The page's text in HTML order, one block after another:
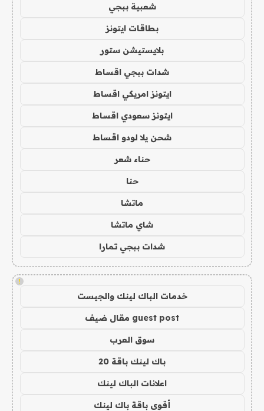
شعبية ببجي
بطاقات ايتونز
بلايستيشن ستور
شدات ببجي اقساط
ايتونز امريكي اقساط
ايتونز سعودي اقساط
شحن يلا لودو اقساط
حناء شعر
حنا
ماتشا
شاي ماتشا
شدات ببجي تمارا
!
خدمات الباك لينك والجيست
guest post مقال ضيف
سوق العرب
باك لينك باقة 20
اعلانات الباك لينك
أقوى باقة باك لينك